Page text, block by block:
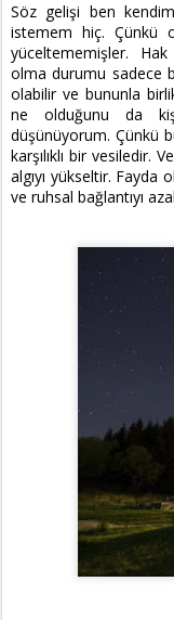
Söz gelişi ben
istemem hiç. Çünkü
yüceltememişler.
olma durumu sadece
olabilir ve bununla
ne olduğunu da
düşünüyorum. Çünkü
karşılıklı bir vesiledir.
algıyı yükseltir.
ve ruhsal bağlantıyı